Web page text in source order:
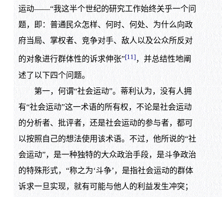
运动——“我这半个世纪的研究工作始终关乎一个问
题，即：普通民众怎样、何时、何处、为什么向政
府当局、掌权者、竞争对手、敌人以及公众所反对
的对象进行群体性的诉求伸张”[11]，并总结性地阐
述了以下四个问题。
第一，何谓“社会运动”。蒂利认为，没有人拥
有“社会运动”这一术语的所有权，不论是社会运动
的分析者、批评者，还是社会运动的参与者，都可
以按照自己的想法使用该术语。不过，他所说的“社
会运动”，是一种独特的大众政治手段，是斗争政治
的特殊形式，“称之为‘斗争’，是指社会运动的群体
诉求一旦实现，就有可能与他人的利益发生冲突；